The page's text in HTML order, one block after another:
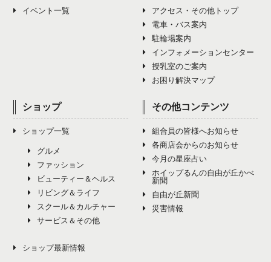
イベント一覧
アクセス・その他トップ
電車・バス案内
駐輪場案内
インフォメーションセンター
授乳室のご案内
お困り解決マップ
ショップ
ショップ一覧
グルメ
ファッション
ビューティー＆ヘルス
リビング＆ライフ
スクール＆カルチャー
サービス＆その他
ショップ最新情報
その他コンテンツ
組合員の皆様へお知らせ
各商店会からのお知らせ
今月の星座占い
ホイップるんの自由が丘かべ
新聞
自由が丘新聞
災害情報